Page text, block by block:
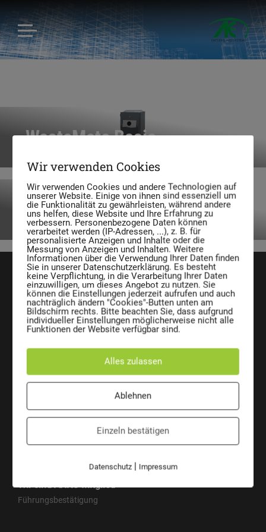
WasteMate Basic
WasteMate WM120/240
AE Entsorgungssysteme GmbH
Josef Sandhofer Straße 9c
+43 2266 66 190 0
Fax:+43 2266 66 190 26
E-Mail:
ÜBERSICHT VERANTWORTUNG
Mülltonne CO2 Kalkulator
Wir sind ANKÖ-Mitglied
Führungsbestätigung
Wir verwenden Cookies
Wir verwenden Cookies und andere Technologien auf
unserer Website. Einige von ihnen sind essenziell um
die Funktionalität zu gewährleisten, während andere
uns helfen, diese Website und Ihre Erfahrung zu
verbessern. Personenbezogene Daten können
verarbeitet werden (IP-Adressen, ...), z. B. für
personalisierte Anzeigen und Inhalte oder die
Messung von Anzeigen und Inhalten. Weitere
Informationen über die Verwendung Ihrer Daten finden
Sie in unserer Datenschutzerklärung. Es besteht
keine Verpflichtung, in die Verarbeitung Ihrer Daten
einzuwilligen, um dieses Angebot zu nutzen. Sie
können die Einstellungen jederzeit aufrufen und auch
nachträglich ändern "Cookies"-Butten unten am
Bildschirm rechts. Bitte beachten Sie, dass aufgrund
individueller Einstellungen möglicherweise nicht alle
Funktionen der Website verfügbar sind.
Alles zulassen
Ablehnen
Einzeln bestätigen
Datenschutz| Impressum